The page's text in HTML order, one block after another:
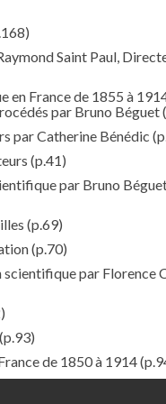
Saint Paul,
en France de 1855 à
par Bruno Béguet
par Catherine Bénédic
(p.41)
par Bruno
(p.69)
(p.70)
scientifique par Florence
(p.93)
de 1850 à 1914